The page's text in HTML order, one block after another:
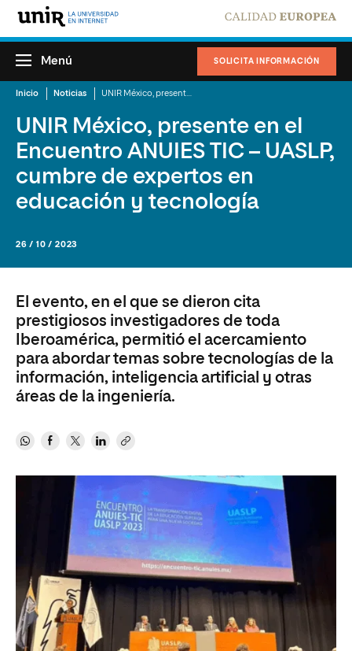
SOLICITA INFORMACIÓN
Menú
Inicio Noticias
UNIR México, presente en el
Encuentro ANUIES TIC – UASLP,
cumbre de expertos en
educación y tecnología
26 / 10 / 2023
El evento, en el que se dieron cita
prestigiosos investigadores de toda
Iberoamérica, permitió el acercamiento
para abordar temas sobre tecnologías de la
información, inteligencia artificial y otras
áreas de la ingeniería.